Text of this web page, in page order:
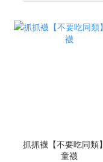
抓抓襪【不要吃同類
童襪